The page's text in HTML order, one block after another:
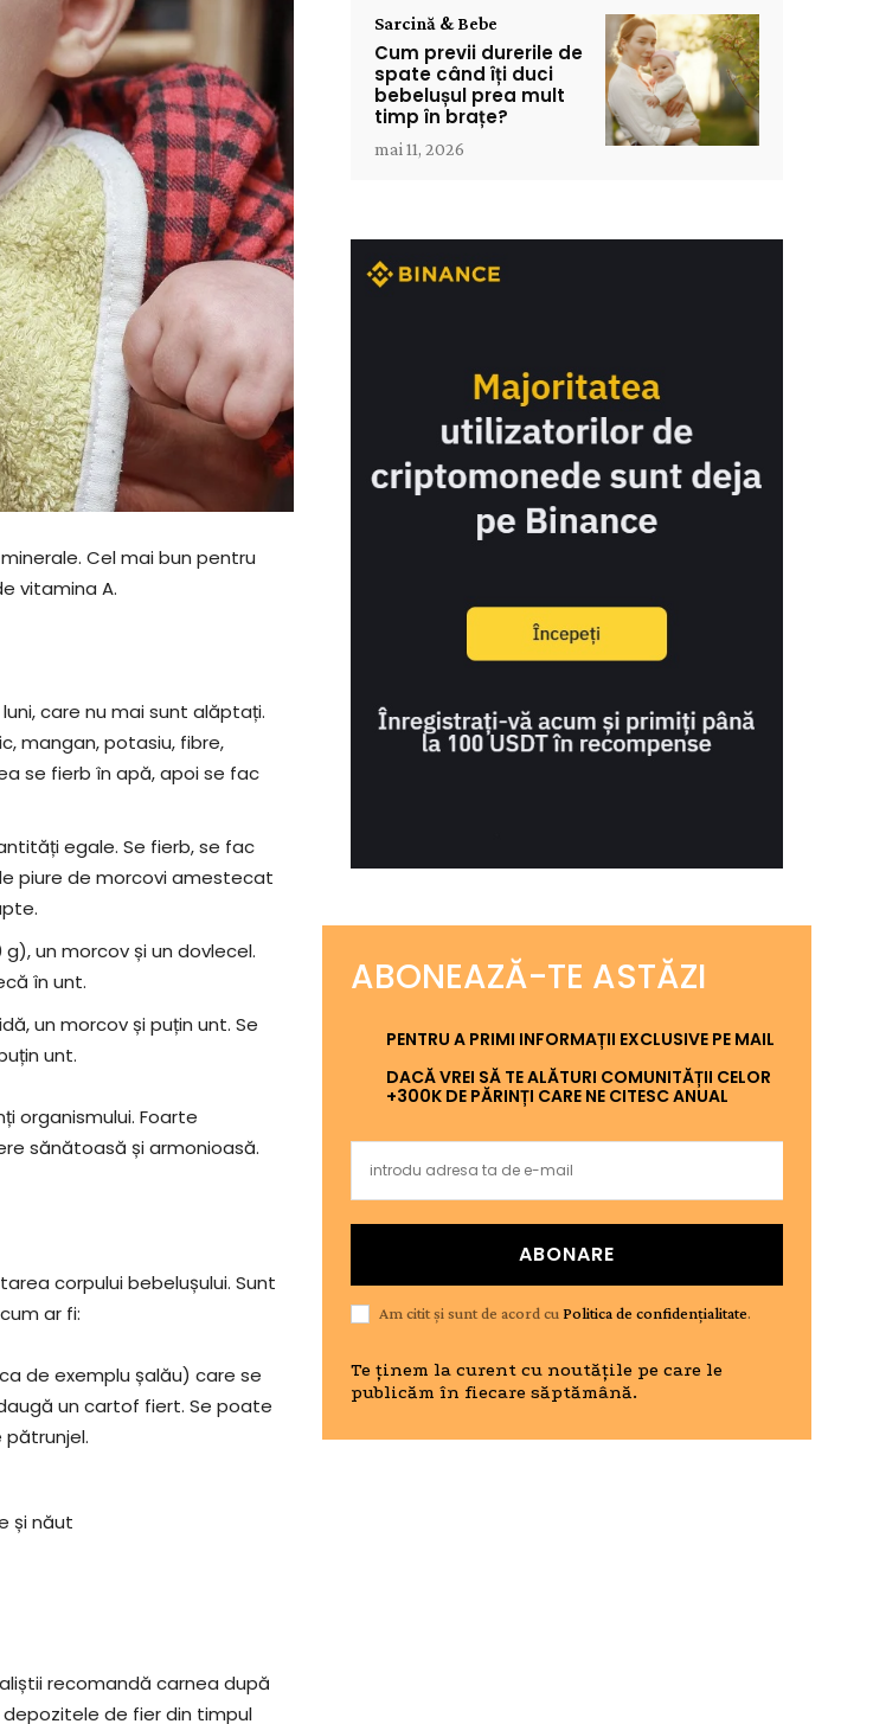
Cel mai bun pentru
vitamina A.
care nu mai sunt alăptați.
mangan, potasiu, fibre,
se fierb în apă, apoi se fac
egale. Se fierb, se fac
piure de morcovi amestecat
un morcov și un dovlecel.
în unt.
un morcov și puțin unt. Se
unt.
organismului. Foarte
sănătoasă și armonioasă.
corpului bebelușului. Sunt
ar fi:
de exemplu șalău) care se
un cartof fiert. Se poate
pătrunjel.
și năut
recomandă carnea după
depozitele de fier din timpul
Sarcină & Bebe
Cum previi durerile de
spate când îți duci
bebelușul prea mult
timp în brațe?
mai 11, 2026
ABONEAZĂ-TE ASTĂZI
PENTRU A PRIMI INFORMAȚII EXCLUSIVE PE MAIL
DACĂ VREI SĂ TE ALĂTURI COMUNITĂȚII CELOR
+300K DE PĂRINȚI CARE NE CITESC ANUAL
ABONARE
Am citit și sunt de acord cuPolitica de confidențialitate.
Te ținem la curent cu noutățile pe care le
publicăm în fiecare săptămână.